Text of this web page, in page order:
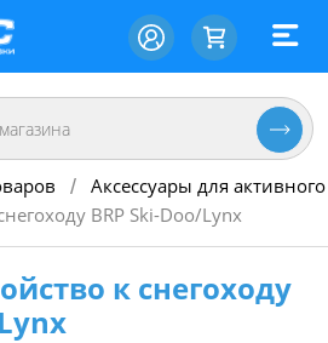
/ Аксессуары для
BRP Ski-Doo/Lynx
к снегоходу